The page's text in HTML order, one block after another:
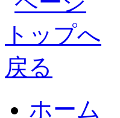
ホーム